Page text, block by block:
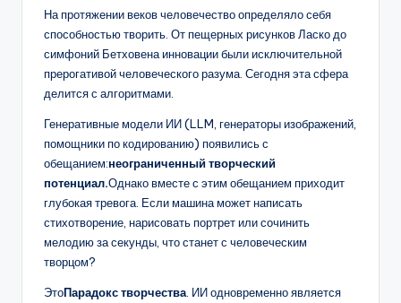
si
На протяжении веков человечество определяло себя
способностью творить. От пещерных рисунков Ласко до
симфоний Бетховена инновации были исключительной
прерогативой человеческого разума. Сегодня эта сфера
делится с алгоритмами.
Генеративные модели ИИ (LLM, генераторы изображений,
помощники по кодированию) появились с
обещанием:неограниченный творческий
потенциал.Однако вместе с этим обещанием приходит
глубокая тревога. Если машина может написать
стихотворение, нарисовать портрет или сочинить
мелодию за секунды, что станет с человеческим
творцом?
ЭтоПарадокс творчества . ИИ одновременно является